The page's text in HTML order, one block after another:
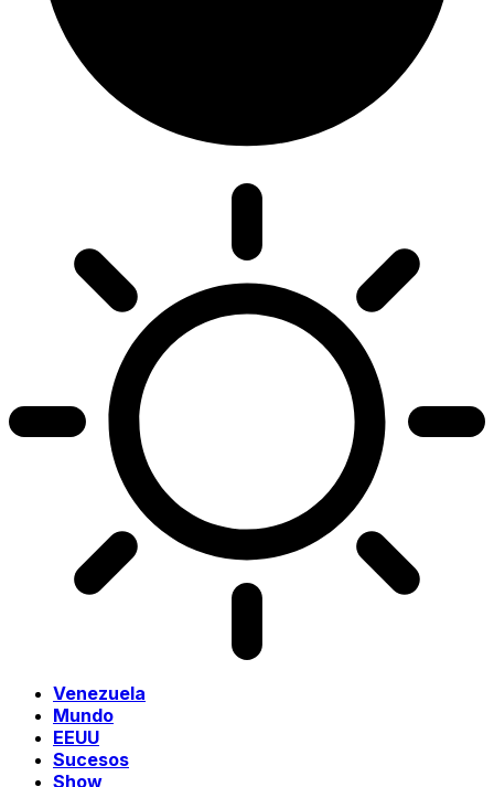
Venezuela
Mundo
EEUU
Sucesos
Show